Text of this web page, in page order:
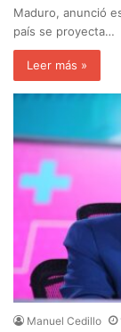
Maduro, anunció
país se proyecta…
Leer más »
Manuel Cedillo